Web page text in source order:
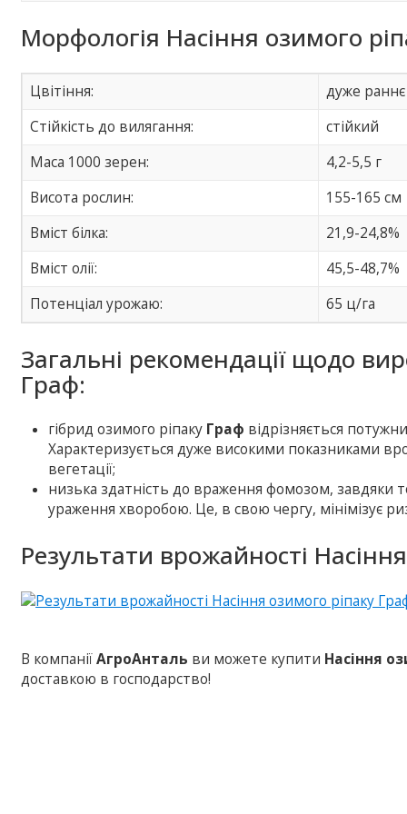
Морфологія Насіння озимого
Цвітіння:
дуже раннє
Стійкість до вилягання:
стійкий
Маса 1000 зерен:
4,2-5,5 г
Висота рослин:
155-165 см
Вміст білка:
21,9-24,8%
Вміст олії:
45,5-48,7%
Потенціал урожаю:
65 ц/га
Загальні рекомендації щодо
Граф:
гібрид озимого ріпаку Граф відрізняється
Характеризується дуже високими показниками
вегетації;
низька здатність до враження фомозом, завдяки
ураження хворобою. Це, в свою чергу, мінімізує
Результати врожайності
В компаніїАгроАнталь ви можете купити Насіння
доставкою в господарство!